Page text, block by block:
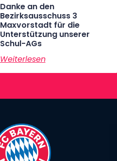
Danke an den
Bezirksausschuss 3
Maxvorstadt für die
Unterstützung unserer
Schul-AGs
Weiterlesen